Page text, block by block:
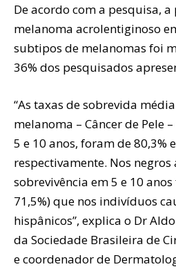
De acordo com a pesquisa,
melanoma acrolentiginoso
subtipos de melanomas foi
36% dos pesquisados
“As taxas de sobrevida
melanoma – Câncer de Pele
5 e 10 anos, foram de 80,3%
respectivamente. Nos negros
sobrevivência em 5 e 10
71,5%) que nos indivíduos
hispânicos”, explica o Dr
da Sociedade Brasileira de
e coordenador de